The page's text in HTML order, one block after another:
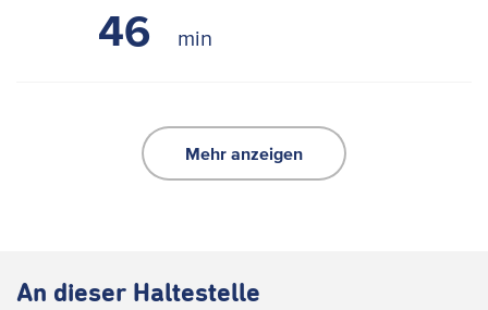
46
Mehr anzeigen
An dieser Haltestelle